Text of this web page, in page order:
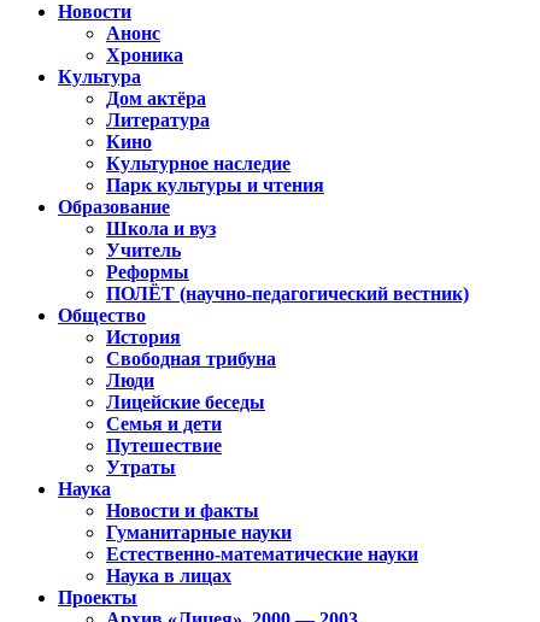
Новости
Анонс
Хроника
Культура
Дом актёра
Литература
Кино
Культурное наследие
Парк культуры и чтения
Образование
Школа и вуз
Учитель
Реформы
ПОЛЁТ (научно-педагогический вестник)
Общество
История
Свободная трибуна
Люди
Лицейские беседы
Семья и дети
Путешествие
Утраты
Наука
Новости и факты
Гуманитарные науки
Естественно-математические науки
Наука в лицах
Проекты